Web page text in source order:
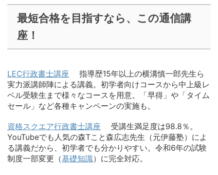
最短合格を目指すなら、この通信講
座！
LEC行政書士講座 指導歴15年以上の横溝慎一郎先生ら
実力派講師陣による講義。初学者向けコースから中上級レ
ベル受験生まで様々なコースを用意。「早得」や「タイム
セール」など各種キャンペーンの実施も。
資格スクエア行政書士講座 受講生満足度は98.8％。
YouTubeでも人気の森Tこと森広志先生（元伊藤塾）によ
る講義だから、初学者でも分かりやすい。令和6年の試験
制度一部変更（基礎知識）に完全対応。